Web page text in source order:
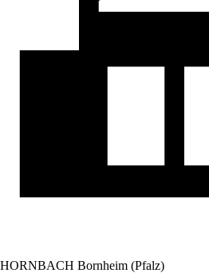
HORNBACH Bornheim (Pfalz)